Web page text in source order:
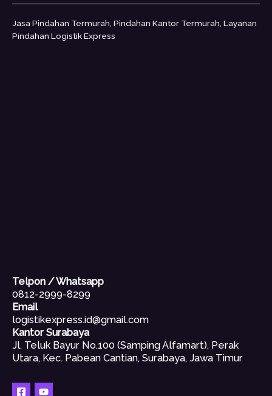
Jasa Pindahan Termurah, Pindahan Kantor Termurah, Layanan
Pindahan Logistik Express
Telpon / Whatsapp
0812-2999-8299
Email
logistikexpress.id@gmail.com
Kantor Surabaya
Jl. Teluk Bayur No.100 (Samping Alfamart), Perak
Utara, Kec. Pabean Cantian, Surabaya, Jawa Timur